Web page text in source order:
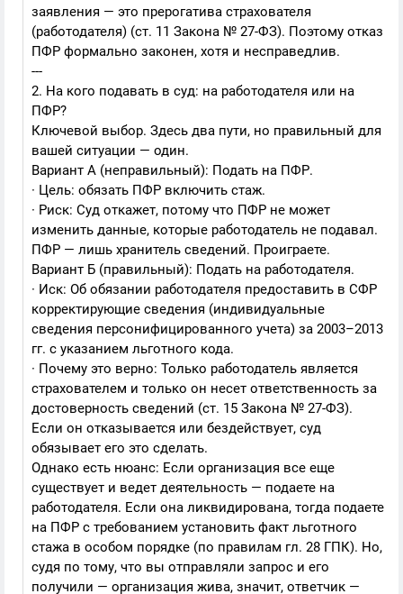
заявления — это прерогатива страхователя
(работодателя) (ст. 11 Закона № 27-ФЗ). Поэтому отказ
ПФР формально законен, хотя и несправедлив.
---
2. На кого подавать в суд: на работодателя или на
ПФР?
Ключевой выбор. Здесь два пути, но правильный для
вашей ситуации — один.
Вариант А (неправильный): Подать на ПФР.
· Цель: обязать ПФР включить стаж.
· Риск: Суд откажет, потому что ПФР не может
изменить данные, которые работодатель не подавал.
ПФР — лишь хранитель сведений. Проиграете.
Вариант Б (правильный): Подать на работодателя.
· Иск: Об обязании работодателя предоставить в СФР
корректирующие сведения (индивидуальные
сведения персонифицированного учета) за 2003–2013
гг. с указанием льготного кода.
· Почему это верно: Только работодатель является
страхователем и только он несет ответственность за
достоверность сведений (ст. 15 Закона № 27-ФЗ).
Если он отказывается или бездействует, суд
обязывает его это сделать.
Однако есть нюанс: Если организация все еще
существует и ведет деятельность — подаете на
работодателя. Если она ликвидирована, тогда подаете
на ПФР с требованием установить факт льготного
стажа в особом порядке (по правилам гл. 28 ГПК). Но,
судя по тому, что вы отправляли запрос и его
получили — организация жива, значит, ответчик —